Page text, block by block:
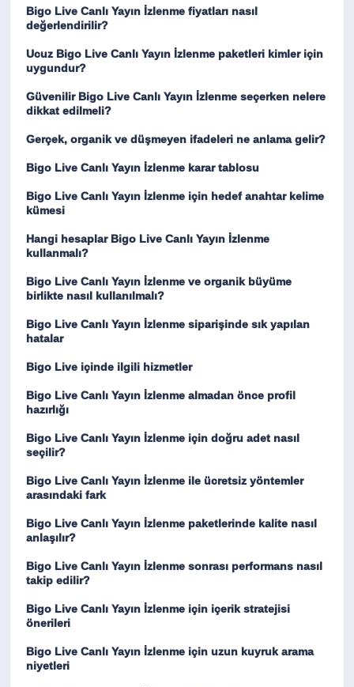
Bigo Live Canlı Yayın İzlenme fiyatları nasıl
değerlendirilir?
Ucuz Bigo Live Canlı Yayın İzlenme paketleri kimler için
uygundur?
Güvenilir Bigo Live Canlı Yayın İzlenme seçerken nelere
dikkat edilmeli?
Gerçek, organik ve düşmeyen ifadeleri ne anlama gelir?
Bigo Live Canlı Yayın İzlenme karar tablosu
Bigo Live Canlı Yayın İzlenme için hedef anahtar kelime
kümesi
Hangi hesaplar Bigo Live Canlı Yayın İzlenme
kullanmalı?
Bigo Live Canlı Yayın İzlenme ve organik büyüme
birlikte nasıl kullanılmalı?
Bigo Live Canlı Yayın İzlenme siparişinde sık yapılan
hatalar
Bigo Live içinde ilgili hizmetler
Bigo Live Canlı Yayın İzlenme almadan önce profil
hazırlığı
Bigo Live Canlı Yayın İzlenme için doğru adet nasıl
seçilir?
Bigo Live Canlı Yayın İzlenme ile ücretsiz yöntemler
arasındaki fark
Bigo Live Canlı Yayın İzlenme paketlerinde kalite nasıl
anlaşılır?
Bigo Live Canlı Yayın İzlenme sonrası performans nasıl
takip edilir?
Bigo Live Canlı Yayın İzlenme için içerik stratejisi
önerileri
Bigo Live Canlı Yayın İzlenme için uzun kuyruk arama
niyetleri